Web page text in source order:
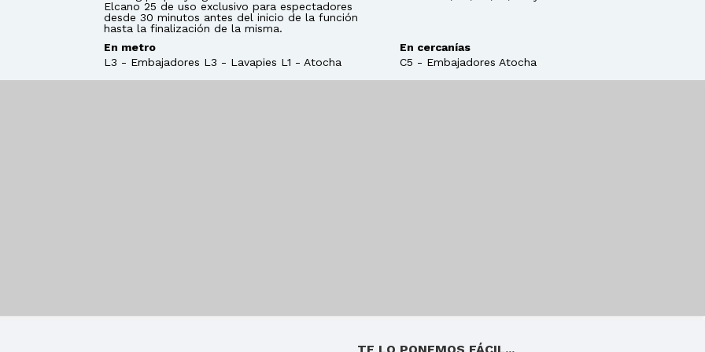
Elcano 25 de uso exclusivo para espectadores
desde 30 minutos antes del inicio de la función
hasta la finalización de la misma.
En metro
L3 - Embajadores L3 - Lavapies L1 - Atocha
En cercanías
C5 - Embajadores Atocha